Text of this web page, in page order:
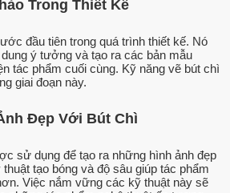
Trong Thiết Kế
đầu tiên trong quá trình thiết kế. Nó
ý tưởng và tạo ra các bản mẫu
tác phẩm cuối cùng. Kỹ năng vẽ bút chì
giai đoạn này.
Đẹp Với Bút Chì
sử dụng để tạo ra những hình ảnh đẹp
tạo bóng và độ sâu giúp tác phẩm
Việc nắm vững các kỹ thuật này sẽ